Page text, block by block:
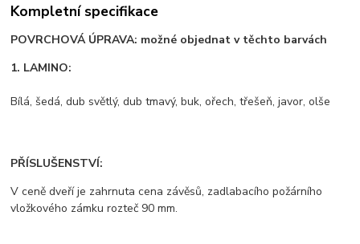
Kompletní specifikace
POVRCHOVÁ ÚPRAVA: možné objednat v těchto barvách
1. LAMINO:
Bílá, šedá, dub světlý, dub tmavý, buk, ořech, třešeň, javor, olše
PŘÍSLUŠENSTVÍ:
V ceně dveří je zahrnuta cena závěsů, zadlabacího požárního
vložkového zámku rozteč 90 mm.